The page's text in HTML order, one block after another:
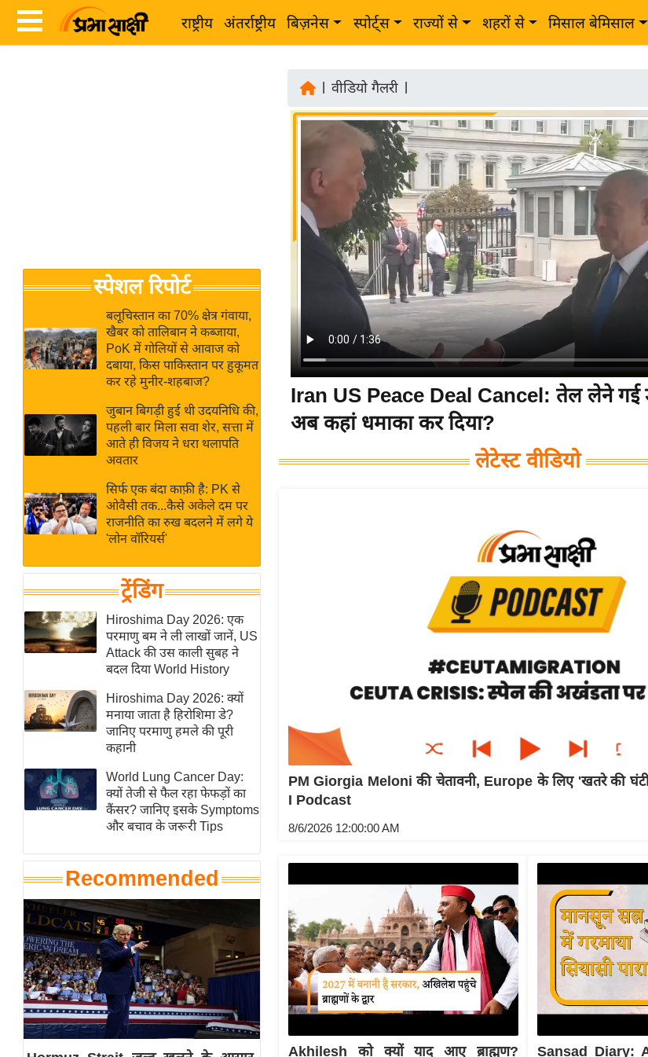
राष्ट्रीय अंतर्राष्ट्रीय बिज़नेस स्पोर्ट्स राज्यों से शहरों से मिसाल बेमिसाल
Breaking
News in
Hindi
Hindi
Videos
जगत
राय
बजट
IPL
2026
ई-पेपर
मिसाल बेमिसाल
शख्सियत
यंग इंडिया
साहित्य जगत
ऑटो वर्ल्ड
न्यूज ब्रीफ
मनोरंजन जगत
बॉलीवुड
हॉलीवुड
फिल्म समीक्षा
News
लाइफस्टाइल
टेक्नॉलॉजी
ब्यूटी/फैशन
घरेलू नुस्खे
पर्यटन स्थल
फिटनेस मंत्रा
रिलेशनशिप
राजनीति
विश्लेषण
समसामयिक
मातृभूमि
स्पेशल रिपोर्ट
बलूचिस्तान का 70% क्षेत्र गंवाया,
खैबर को तालिबान ने कब्जाया,
PoK में गोलियों से आवाज को
दबाया, किस पाकिस्तान पर हुकूमत
कर रहे मुनीर-शहबाज?
जुबान बिगड़ी हुई थी उदयनिधि की,
पहली बार मिला सवा शेर, सत्ता में
आते ही विजय ने धरा थलापति
अवतार
सिर्फ एक बंदा काफ़ी है: PK से
ओवैसी तक...कैसे अकेले दम पर
राजनीति का रुख बदलने में लगे ये
'लोन वॉरियर्स'
ट्रेंडिंग
Hiroshima Day 2026: एक
परमाणु बम ने ली लाखों जानें, US
Attack की उस काली सुबह ने
बदल दिया World History
Hiroshima Day 2026: क्यों
मनाया जाता है हिरोशिमा डे?
जानिए परमाणु हमले की पूरी
कहानी
World Lung Cancer Day:
क्यों तेजी से फैल रहा फेफड़ों का
कैंसर? जानिए इसके Symptoms
और बचाव के जरूरी Tips
Recommended
वीडियो गैलरी
Iran US Peace Deal Cancel: तेल लेने गई
अब कहां धमाका कर दिया?
लेटेस्ट वीडियो
PM Giorgia Meloni की चेतावनी, Europe के लिए 'खतरे की
I Podcast
8/6/2026 12:00:00 AM
Akhilesh को क्यों याद आए ब्राह्मण?
Sansad Diary: